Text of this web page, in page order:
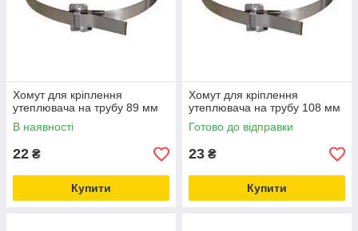
Хомут для кріплення
утеплювача на трубу 89 мм
В наявності
22 ₴
Купити
Хомут для кріплення
утеплювача на трубу 108 мм
Готово до відправки
23 ₴
Купити